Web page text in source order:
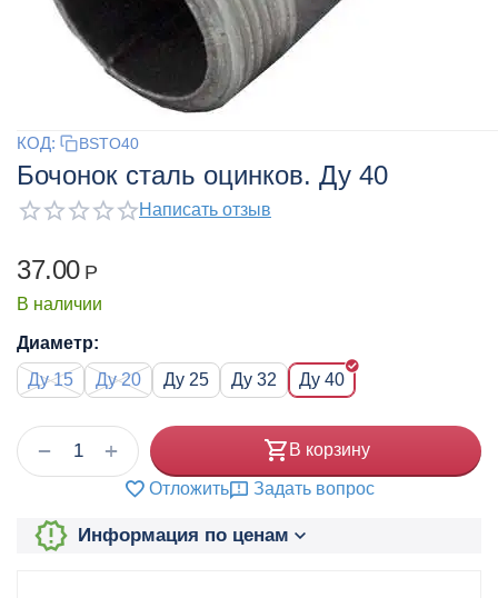
КОД: BSTO40
Бочонок сталь оцинков. Ду 40
Написать отзыв
37.00 Р
В наличии
Диаметр:
Ду 15
Ду 20 Ду 25 Ду 32 Ду 40
+
− В корзину
Отложить Задать вопрос
Информация по ценам